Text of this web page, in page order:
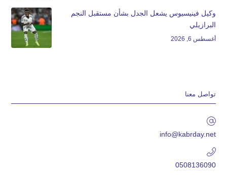
وكيل فينيسيوس يشعل الجدل بشأن مستقبل النجم
البرازيلي
أغسطس 6, 2026
تواصل معنا
info@kabrday.net
0508136090